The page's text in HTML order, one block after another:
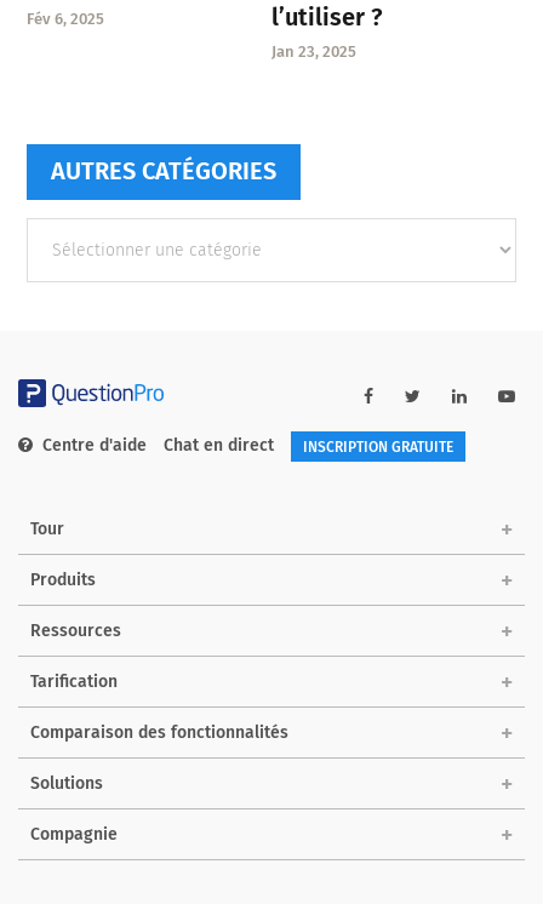
Fév 6, 2025
l’utiliser ?
Jan 23, 2025
AUTRES CATÉGORIES
catégories
Centre d'aide Chat en direct INSCRIPTION GRATUITE
Tour
Produits
Ressources
Tarification
Comparaison des fonctionnalités
Solutions
Compagnie